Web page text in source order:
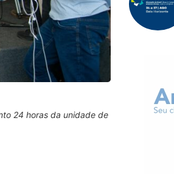
24 horas da unidade de